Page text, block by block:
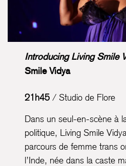
Introducing Living Smile
Smile Vidya
21h45 / Studio de Flore
Dans un seul-en-scène à
politique, Living Smile
parcours de femme trans
l’Inde, née dans la caste